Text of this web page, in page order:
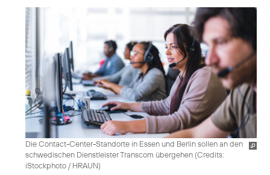
Die Contact-Center-Standorte in Essen und Berlin sollen an den
schwedischen Dienstleister Transcom übergehen (Credits:
iStockphoto / HRAUN)